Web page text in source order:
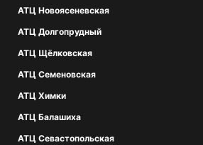
АТЦ Новоясеневская
АТЦ Долгопрудный
АТЦ Щёлковская
АТЦ Семеновская
АТЦ Химки
АТЦ Балашиха
АТЦ Севастопольская